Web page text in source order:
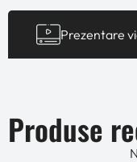
Prezentare
Produse